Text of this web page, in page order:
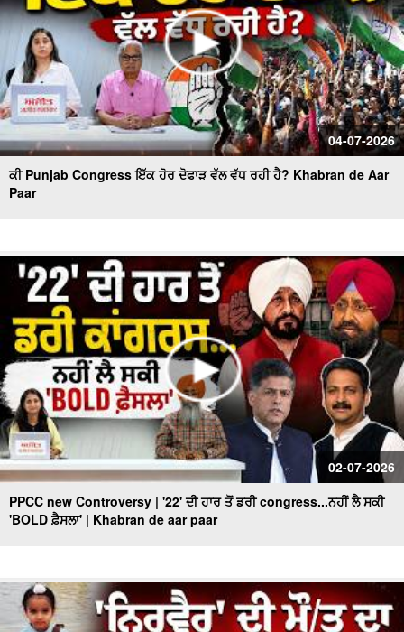
04-07-2026
ਕੀ Punjab Congress ਇੱਕ ਹੋਰ ਦੋਫਾੜ ਵੱਲ ਵੱਧ ਰਹੀ ਹੈ? Khabran de Aar
Paar
02-07-2026
PPCC new Controversy | '22' ਦੀ ਹਾਰ ਤੋਂ ਡਰੀ congress...ਨਹੀਂ ਲੈ ਸਕੀ
'BOLD ਫ਼ੈਸਲਾ' | Khabran de aar paar